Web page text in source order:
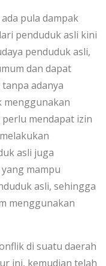
pula dampak
penduduk asli kini
penduduk asli,
dan dapat
adanya
menggunakan
mendapat izin
asli juga
mampu
asli, sehingga
menggunakan
di suatu daerah
ini, kemudian telah